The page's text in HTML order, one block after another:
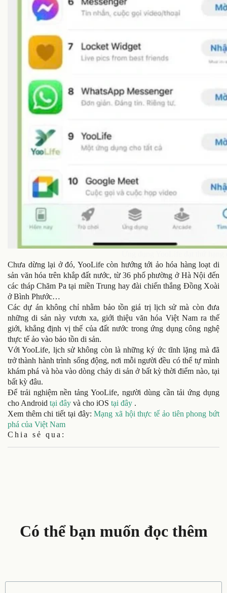
Chưa dừng lại ở đó, YooLife còn hướng tới ảo hóa hàng loạt di
sản văn hóa trên khắp đất nước, từ 36 phố phường ở Hà Nội đến
các tháp Chăm Pa tại miền Trung hay đài chiến thắng Đồng Xoài
ở Bình Phước…
Các dự án không chỉ nhằm bảo tồn giá trị lịch sử mà còn đưa
những di sản này vươn xa, giới thiệu văn hóa Việt Nam ra thế
giới, khẳng định vị thế của đất nước trong ứng dụng công nghệ
thực tế ảo vào bảo tồn di sản.
Với YooLife, lịch sử không còn là những ký ức tĩnh lặng mà đã
trở thành hành trình sống động, nơi mỗi người đều có thể tự mình
khám phá và hòa vào dòng chảy di sản ở bất kỳ thời điểm nào, tại
bất kỳ đâu.
Để trải nghiệm nền tảng YooLife, người dùng cần tải ứng dụng
cho Android tại đây và cho iOS tại đây .
Xem thêm chi tiết tại đây:Mạng xã hội thực tế ảo tiên phong bứt
phá của Việt Nam
Chia sẻ qua:
Có thể bạn muốn đọc thêm